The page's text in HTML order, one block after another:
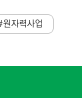
자력사업